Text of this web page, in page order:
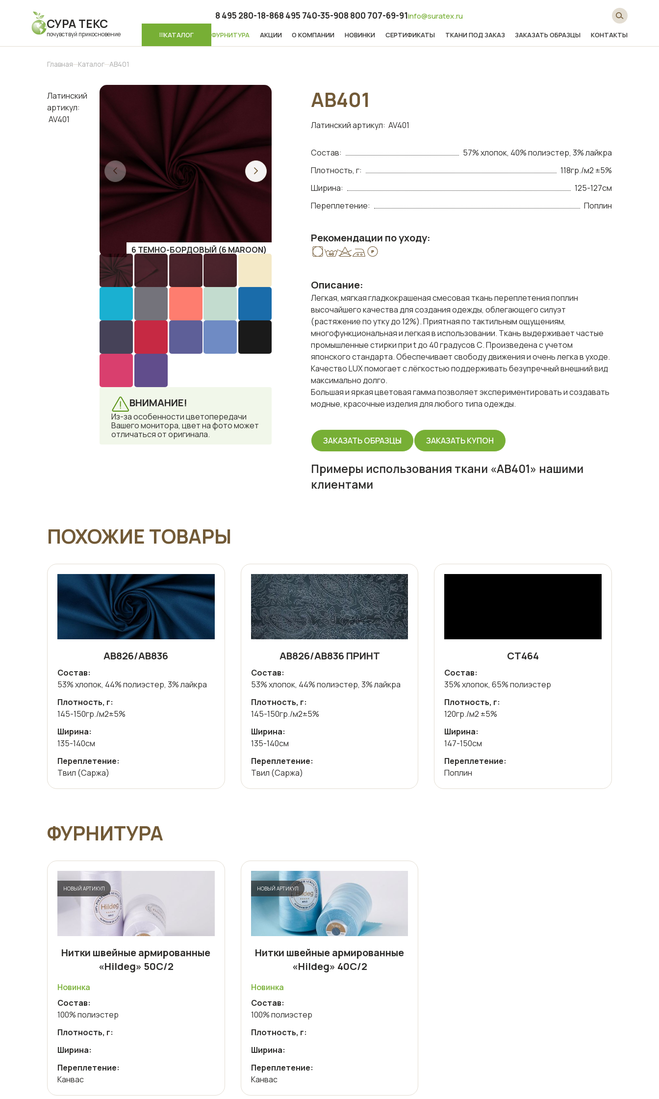
СУРА ТЕКС
почувствуй прикосновение
8 495 280-18-868 495 740-35-908 800 707-69-91info@suratex.ru
КАТАЛОГ ФУРНИТУРА АКЦИИ О КОМПАНИИ НОВИНКИ СЕРТИФИКАТЫ ТКАНИ ПОД ЗАКАЗ ЗАКАЗАТЬ ОБРАЗЦЫ КОНТАКТЫ
Главная Каталог АВ401
Латинский
артикул:
AV401
6 ТЕМНО-БОРДОВЫЙ (6 MAROON)
ВНИМАНИЕ!
Из-за особенности цветопередачи
Вашего монитора, цвет на фото может
отличаться от оригинала.
АВ401
Латинский артикул: AV401
Состав:
57% хлопок, 40% полиэстер, 3% лайкра
Плотность, г:
118гр./м2 ±5%
Ширина:
125-127см
Переплетение:
Поплин
Рекомендации по уходу:
Описание:
Легкая, мягкая гладкокрашеная смесовая ткань переплетения поплин
высочайшего качества для создания одежды, облегающего силуэт
(растяжение по утку до 12%). Приятная по тактильным ощущениям,
многофункциональная и легкая в использовании. Ткань выдерживает частые
промышленные стирки при t до 40 градусов С. Произведена с учетом
японского стандарта. Обеспечивает свободу движения и очень легка в уходе.
Качество LUX помогает с лёгкостью поддерживать безупречный внешний вид
максимально долго.
Большая и яркая цветовая гамма позволяет экспериментировать и создавать
модные, красочные изделия для любого типа одежды.
ЗАКАЗАТЬ ОБРАЗЦЫ ЗАКАЗАТЬ КУПОН
Примеры использования ткани «АВ401» нашими
клиентами
ПОХОЖИЕ ТОВАРЫ
АВ826/АВ836
Состав:
53% хлопок, 44% полиэстер, 3% лайкра
Плотность, г:
145-150гр./м2±5%
Ширина:
135-140см
Переплетение:
Твил (Саржа)
АВ826/АВ836 ПРИНТ
Состав:
53% хлопок, 44% полиэстер, 3% лайкра
Плотность, г:
145-150гр./м2±5%
Ширина:
135-140см
Переплетение:
Твил (Саржа)
СТ464
Состав:
35% хлопок, 65% полиэстер
Плотность, г:
120гр./м2 ±5%
Ширина:
147-150см
Переплетение:
Поплин
ФУРНИТУРА
НОВЫЙ АРТИКУЛ
Нитки швейные армированные
«Hildeg» 50С/2
Новинка
Состав:
100% полиэстер
Плотность, г:
Ширина:
Переплетение:
Канвас
НОВЫЙ АРТИКУЛ
Нитки швейные армированные
«Hildeg» 40С/2
Новинка
Состав:
100% полиэстер
Плотность, г:
Ширина:
Переплетение:
Канвас